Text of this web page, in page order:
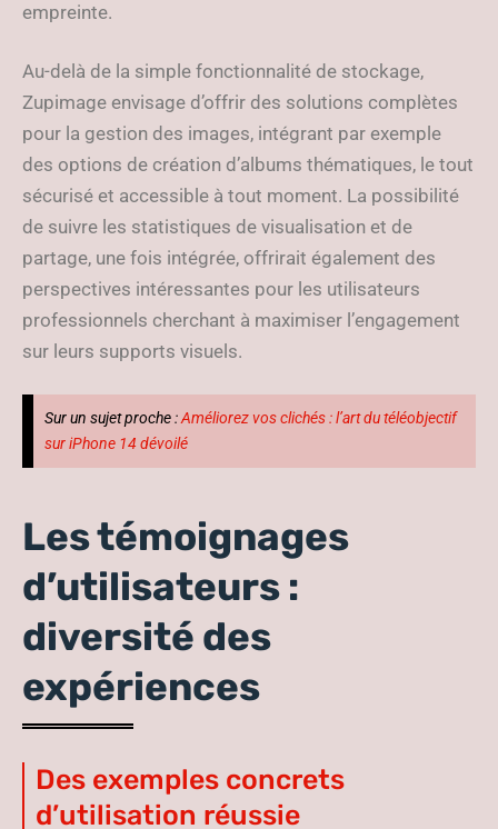
empreinte.
Au-delà de la simple fonctionnalité de stockage,
Zupimage envisage d’offrir des solutions complètes
pour la gestion des images, intégrant par exemple
des options de création d’albums thématiques, le tout
sécurisé et accessible à tout moment. La possibilité
de suivre les statistiques de visualisation et de
partage, une fois intégrée, offrirait également des
perspectives intéressantes pour les utilisateurs
professionnels cherchant à maximiser l’engagement
sur leurs supports visuels.
Sur un sujet proche :Améliorez vos clichés : l’art du téléobjectif
sur iPhone 14 dévoilé
Les témoignages
d’utilisateurs :
diversité des
expériences
Des exemples concrets
d’utilisation réussie